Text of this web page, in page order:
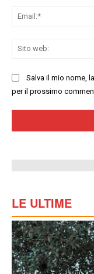
Salva il mio nome,
per il prossimo
LE ULTIME